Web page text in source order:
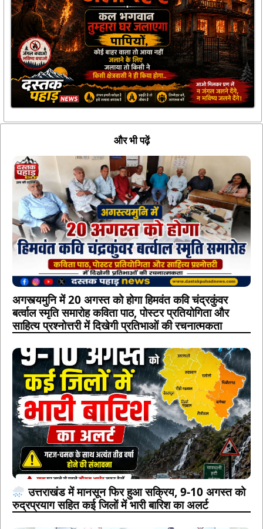
और भी पढ़ें
अगस्त्यमुनि में 20 अगस्त को होगा हिमवंत कवि चंद्रकुंवर
बर्त्वाल स्मृति समारोह कविता पाठ, पोस्टर प्रतियोगिता और
साहित्य प्रश्नोत्तरी में दिखेगी प्रतिभाओं की रचनात्मकता
उत्तराखंड में मानसून फिर हुआ सक्रिय, 9-10 अगस्त को
रुद्रप्रयाग सहित कई जिलों में भारी बारिश का अलर्ट